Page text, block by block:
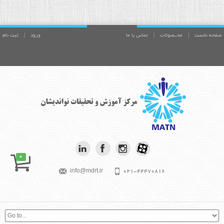
صفحه نخست محــصولات تماس با ما ورود ثبت نام
0
info@mdrt.ir 021-44470816
بیش از آنچه برای موفقیت تلاش می کنی،
اینشتين